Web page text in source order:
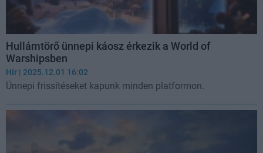
Hullámtörő ünnepi káosz érkezik a World of
Warshipsben
Hír | 2025.12.01 16:02
Ünnepi frissítéseket kapunk minden platformon.